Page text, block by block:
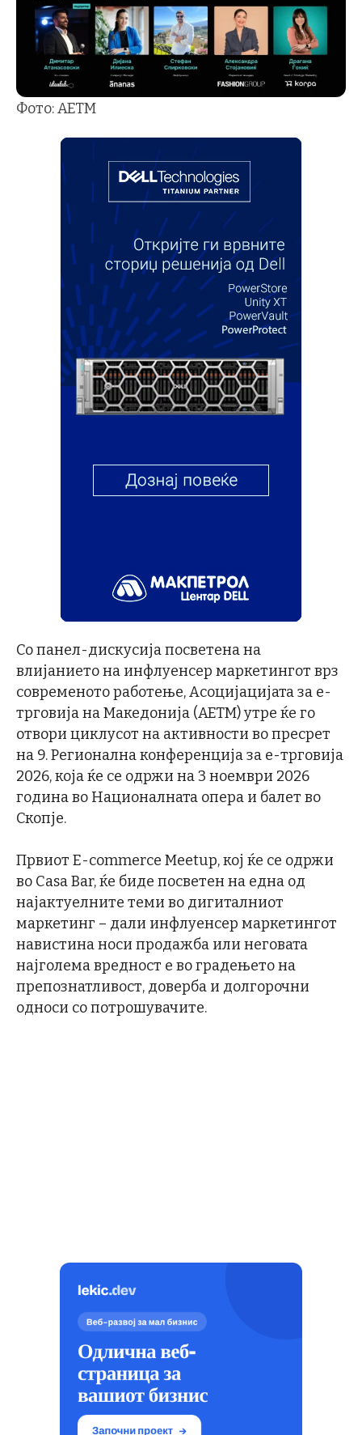
Фото: АЕТМ
Со панел-дискусија посветена на
влијанието на инфлуенсер маркетингот врз
современото работење, Асоцијацијата за е-
трговија на Македонија (АЕТМ) утре ќе го
отвори циклусот на активности во пресрет
на 9. Регионална конференција за е-трговија
2026, која ќе се одржи на 3 ноември 2026
година во Националната опера и балет во
Скопје.
Првиот E-commerce Meetup, кој ќе се одржи
во Casa Bar, ќе биде посветен на една од
најактуелните теми во дигиталниот
маркетинг – дали инфлуенсер маркетингот
навистина носи продажба или неговата
најголема вредност е во градењето на
препознатливост, доверба и долгорочни
односи со потрошувачите.